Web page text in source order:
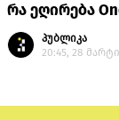
რა ეღირება
პუბლიკა
20:45, 28